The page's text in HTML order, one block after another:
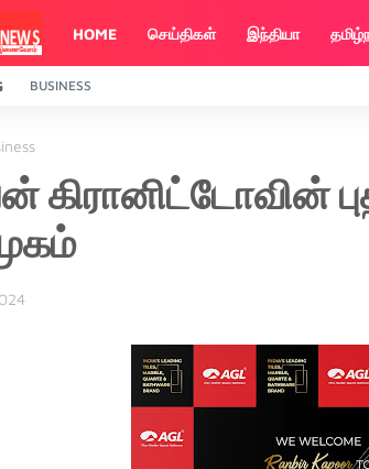
HOME செய்திகள் இந்தியா
BUSINESS
கிரானிட்டோவின்